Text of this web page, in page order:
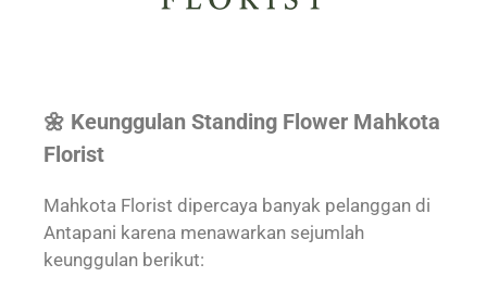
🌼 Keunggulan Standing Flower Mahkota
Florist
Mahkota Florist dipercaya banyak pelanggan di
Antapani karena menawarkan sejumlah
keunggulan berikut: